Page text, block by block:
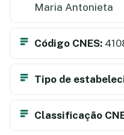
Maria Antonieta
Código CNES:
Tipo de
Classificação